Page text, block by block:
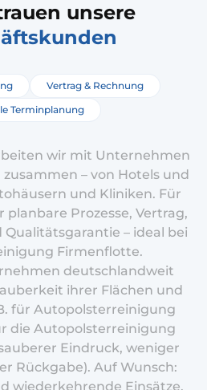
unsere
Vertrag & Rechnung
Terminplanung
wir mit Unternehmen
– von Hotels und
und Kliniken. Für
Prozesse, Vertrag,
– ideal bei
Firmenflotte.
deutschlandweit
ihrer Flächen und
für Autopolsterreinigung
die Autopolsterreinigung
Eindruck, weniger
Rückgabe). Auf Wunsch:
wiederkehrende Einsätze.